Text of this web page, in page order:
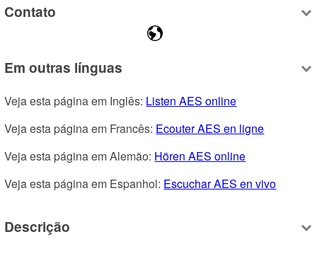
Contato
Em outras línguas
Veja esta página em Inglês: Listen AES online
Veja esta página em Francês: Ecouter AES en ligne
Veja esta página em Alemão: Hören AES online
Veja esta página em Espanhol: Escuchar AES en vivo
Descrição